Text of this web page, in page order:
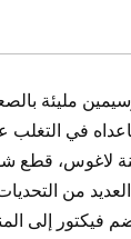
مليئة
في التغلب
لاغوس، قطع
العديد من
فيكتور إلى